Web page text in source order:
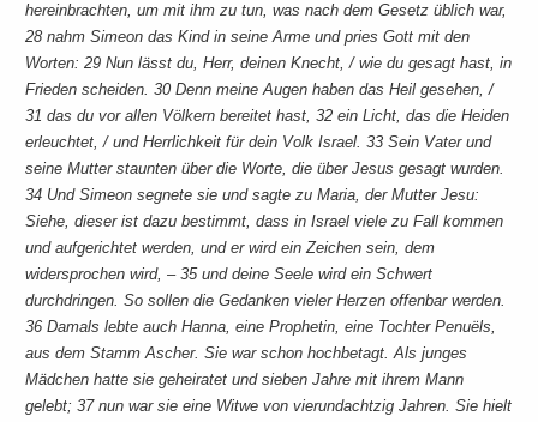
hereinbrachten, um mit ihm zu tun, was nach dem Gesetz üblich war,
28 nahm Simeon das Kind in seine Arme und pries Gott mit den
Worten: 29 Nun lässt du, Herr, deinen Knecht, / wie du gesagt hast, in
Frieden scheiden. 30 Denn meine Augen haben das Heil gesehen, /
31 das du vor allen Völkern bereitet hast, 32 ein Licht, das die Heiden
erleuchtet, / und Herrlichkeit für dein Volk Israel. 33 Sein Vater und
seine Mutter staunten über die Worte, die über Jesus gesagt wurden.
34 Und Simeon segnete sie und sagte zu Maria, der Mutter Jesu:
Siehe, dieser ist dazu bestimmt, dass in Israel viele zu Fall kommen
und aufgerichtet werden, und er wird ein Zeichen sein, dem
widersprochen wird, – 35 und deine Seele wird ein Schwert
durchdringen. So sollen die Gedanken vieler Herzen offenbar werden.
36 Damals lebte auch Hanna, eine Prophetin, eine Tochter Penuëls,
aus dem Stamm Ascher. Sie war schon hochbetagt. Als junges
Mädchen hatte sie geheiratet und sieben Jahre mit ihrem Mann
gelebt; 37 nun war sie eine Witwe von vierundachtzig Jahren. Sie hielt